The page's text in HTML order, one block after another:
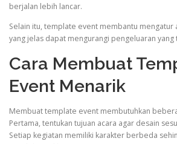
berjalan lebih lancar.
Selain itu, template event membantu mengatur
yang jelas dapat mengurangi pengeluaran
Cara Membuat
Event Menarik
Membuat template event membutuhkan
Pertama, tentukan tujuan acara agar desain
Setiap kegiatan memiliki karakter berbeda